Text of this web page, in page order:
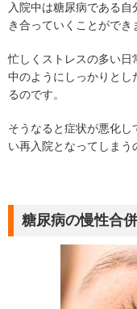
入院中は糖尿病である
き合っていくことができ
忙しくストレスの多い
中のようにしっかりと
るのです。
そうなると症状が悪化し
い再入院となってしまう
糖尿病の慢性合